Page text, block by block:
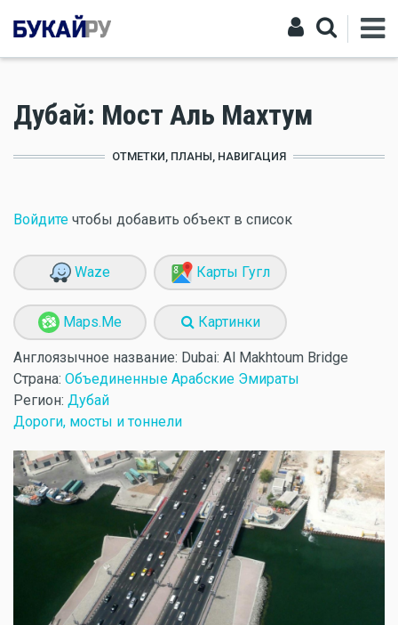
Дубай: Мост Аль Махтум
ОТМЕТКИ, ПЛАНЫ, НАВИГАЦИЯ
Войдите чтобы добавить объект в список
Waze Карты Гугл
Maps.Me Картинки
Англоязычное название: Dubai: Al Makhtoum Bridge
Страна: Объединенные Арабские Эмираты
Регион: Дубай
Дороги, мосты и тоннели